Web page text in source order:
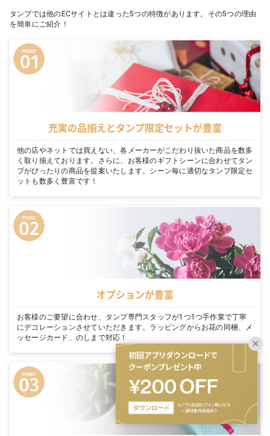
タンプでは他のECサイトとは違った5つの特徴があります。その5つの理由
を簡単にご紹介！
充実の品揃えとタンプ限定セットが豊富
他の店やネットでは買えない、各メーカーがこだわり抜いた商品を数多
く取り揃えております。さらに、お客様のギフトシーンに合わせてタン
プがぴったりの商品を提案いたします。シーン毎に適切なタンプ限定セ
ットも数多く豊富です！
オプションが豊富
お客様のご要望に合わせ、タンプ専門スタッフが1つ1つ手作業で丁寧
にデコレーションさせていただきます。ラッピングからお花の同梱、メ
ッセージカード、のしまで対応！